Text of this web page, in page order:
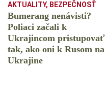
AKTUALITY, BEZPEČNOSŤ
Bumerang nenávisti?
Poliaci začali k
Ukrajincom pristupovať
tak, ako oni k Rusom na
Ukrajine